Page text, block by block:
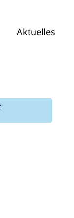
Aktuelles